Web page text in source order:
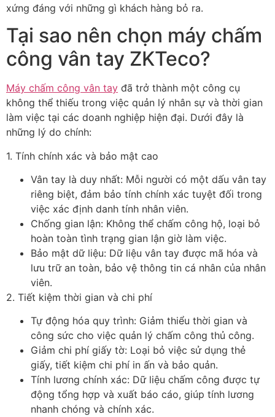
xứng đáng với những gì khách hàng bỏ ra.
Tại sao nên chọn máy chấm
công vân tay ZKTeco?
Máy chấm công vân tay đã trở thành một công cụ
không thể thiếu trong việc quản lý nhân sự và thời gian
làm việc tại các doanh nghiệp hiện đại. Dưới đây là
những lý do chính:
1. Tính chính xác và bảo mật cao
Vân tay là duy nhất: Mỗi người có một dấu vân tay
riêng biệt, đảm bảo tính chính xác tuyệt đối trong
việc xác định danh tính nhân viên.
Chống gian lận: Không thể chấm công hộ, loại bỏ
hoàn toàn tình trạng gian lận giờ làm việc.
Bảo mật dữ liệu: Dữ liệu vân tay được mã hóa và
lưu trữ an toàn, bảo vệ thông tin cá nhân của nhân
viên.
2. Tiết kiệm thời gian và chi phí
Tự động hóa quy trình: Giảm thiểu thời gian và
công sức cho việc quản lý chấm công thủ công.
Giảm chi phí giấy tờ: Loại bỏ việc sử dụng thẻ
giấy, tiết kiệm chi phí in ấn và bảo quản.
Tính lương chính xác: Dữ liệu chấm công được tự
động tổng hợp và xuất báo cáo, giúp tính lương
nhanh chóng và chính xác.